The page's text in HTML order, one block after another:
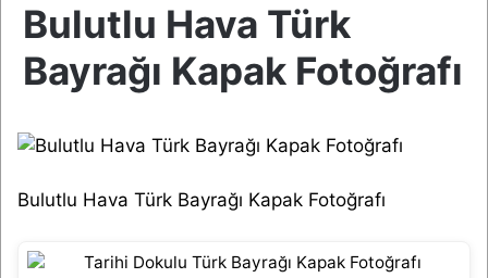
Bulutlu Hava Türk
Bayrağı Kapak Fotoğrafı
Bulutlu Hava Türk Bayrağı Kapak Fotoğrafı